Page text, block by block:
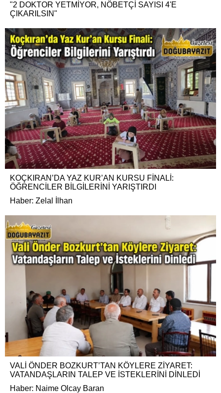
"2 DOKTOR YETMİYOR, NÖBETÇİ SAYISI 4'E
ÇIKARILSIN"
KOÇKIRAN’DA YAZ KUR’AN KURSU FİNALİ:
ÖĞRENCİLER BİLGİLERİNİ YARIŞTIRDI
Haber: Zelal İlhan
VALİ ÖNDER BOZKURT’TAN KÖYLERE ZİYARET:
VATANDAŞLARIN TALEP VE İSTEKLERİNİ DİNLEDİ
Haber: Naime Olcay Baran